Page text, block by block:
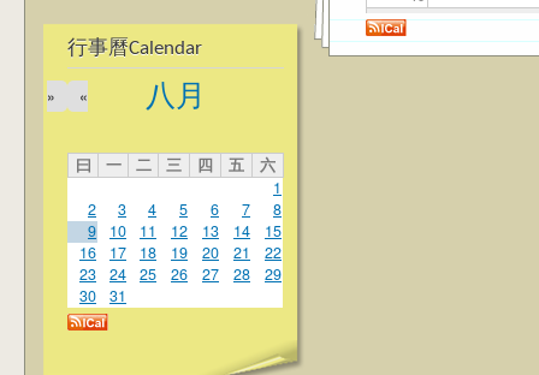
行事曆Calendar
八月
«
»
曰 一 二 三 四 五
六
1
2
3 4 5 6 7
8
9
10 11 12 13 14
15
16
17 18 19 20 21
22
23
24 25 26 27 28
29
30
31
11